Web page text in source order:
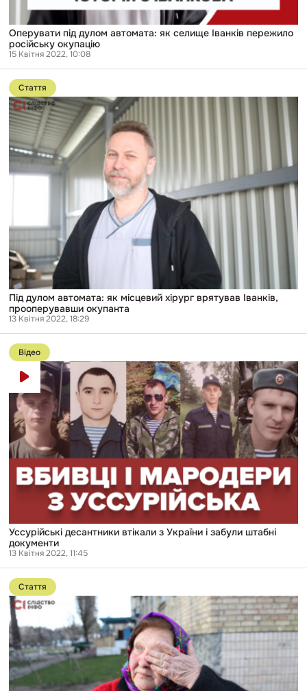
Оперувати під дулом автомата: як селище Іванків пережило
російську окупацію
15 Квітня 2022, 10:08
Перейти
до
публікації
Під
дулом
автомата:
як
місцевий
хірург
врятував
прооперувавши
Стаття
Під дулом автомата: як місцевий хірург врятував Іванків,
прооперувавши окупанта
13 Квітня 2022, 18:29
Перейти
до
публікації
Уссурійські
десантники
втікали
України
забули
штабні
документи
Відео
Уссурійські десантники втікали з України і забули штабні
документи
13 Квітня 2022, 11:45
Перейти
до
публікації
Тих,
хто
намагався
втекти
села
розстрілювали:
Стаття